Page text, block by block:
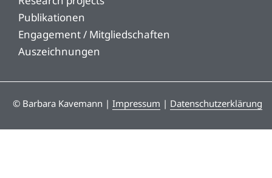
Publikationen
Engagement / Mitgliedschaften
Auszeichnungen
© Barbara Kavemann | Impressum | Datenschutzerklärung